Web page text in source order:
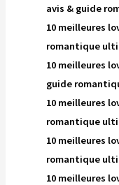
avis & guide
10 meilleures
romantique
10 meilleures
guide
10 meilleures
romantique
10 meilleures
romantique
10 meilleures